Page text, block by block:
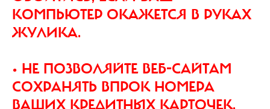
КОМПЬЮТЕР ОКАЖЕТСЯ В РУКАХ
ЖУЛИКА.
• НЕ ПОЗВОЛЯЙТЕ ВЕБ-САЙТАМ
СОХРАНЯТЬ ВПРОК НОМЕРА
ВАШИХ КРЕДИТНЫХ КАРТОЧЕК.